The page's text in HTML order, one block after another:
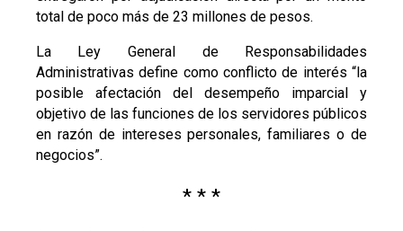
total de poco más de 23 millones de pesos.
La Ley General de Responsabilidades
Administrativas define como conflicto de interés “la
posible afectación del desempeño imparcial y
objetivo de las funciones de los servidores públicos
en razón de intereses personales, familiares o de
negocios”.
* * *